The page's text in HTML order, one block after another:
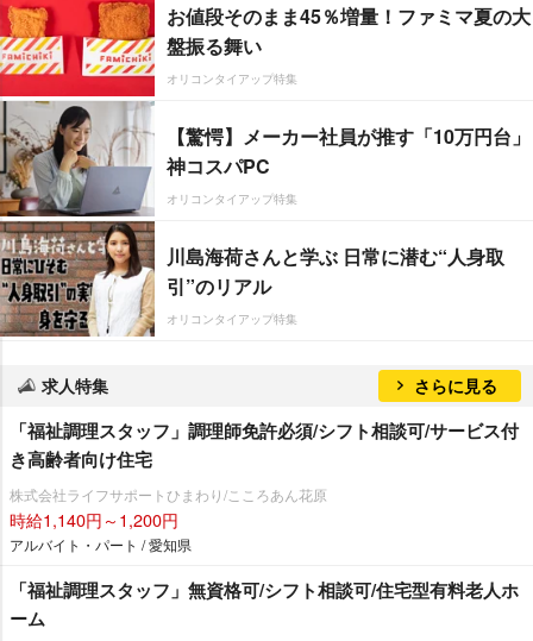
お値段そのまま45％増量！ファミマ夏の大
盤振る舞い
オリコンタイアップ特集
【驚愕】メーカー社員が推す「10万円台」
神コスパPC
オリコンタイアップ特集
川島海荷さんと学ぶ 日常に潜む“人身取
引”のリアル
オリコンタイアップ特集
求人特集 さらに見る
「福祉調理スタッフ」調理師免許必須/シフト相談可/サービス付
き高齢者向け住宅
株式会社ライフサポートひまわり/こころあん花原
時給1,140円～1,200円
アルバイト・パート / 愛知県
「福祉調理スタッフ」無資格可/シフト相談可/住宅型有料老人ホ
ーム